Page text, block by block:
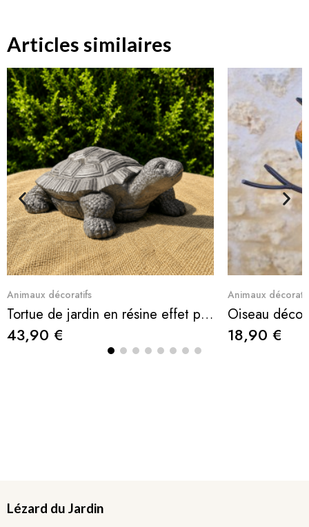
Articles similaires
Aperçu rapide
Animaux décoratifs
Tortue de jardin en résine effet pierre
43,90 €
Animaux
Oiseau
18,90 €
Lézard du Jardin